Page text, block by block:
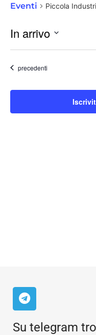
Eventi Piccola
In arrivo
Seleziona
la Eventi
precedenti
Su telegram